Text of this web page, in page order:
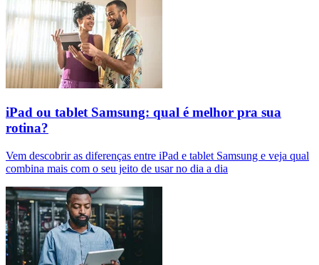
iPad ou tablet Samsung: qual é melhor pra sua
rotina?
Vem descobrir as diferenças entre iPad e tablet Samsung e veja qual
combina mais com o seu jeito de usar no dia a dia